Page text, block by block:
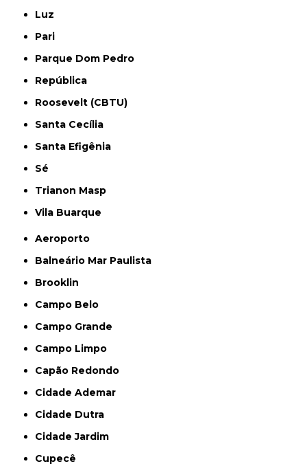
Luz
Pari
Parque Dom Pedro
República
Roosevelt (CBTU)
Santa Cecília
Santa Efigênia
Sé
Trianon Masp
Vila Buarque
Aeroporto
Balneário Mar Paulista
Brooklin
Campo Belo
Campo Grande
Campo Limpo
Capão Redondo
Cidade Ademar
Cidade Dutra
Cidade Jardim
Cupecê